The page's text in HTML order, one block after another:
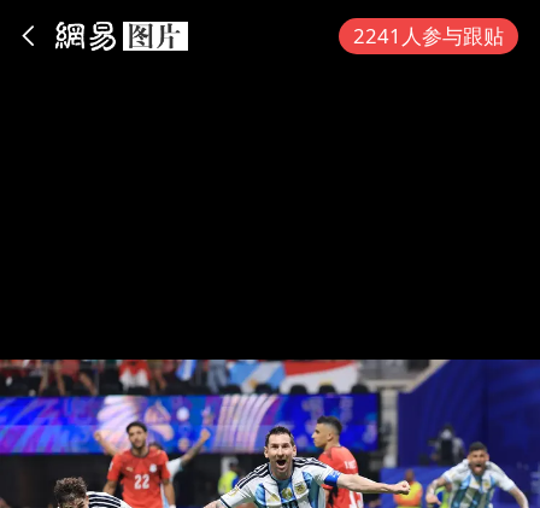
2241人参与跟贴